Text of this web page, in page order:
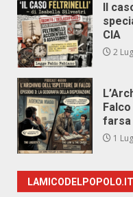
Il
CIA
2
farsa
1
LAMICODELPOPOLO.IT